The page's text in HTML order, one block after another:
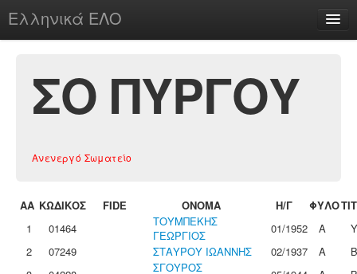
Ελληνικά ΕΛΟ
Login
ΣΟ ΠΥΡΓΟΥ
Ανενεργό Σωματείο
ΑΑ ΚΩΔΙΚΟΣ FIDE ΟΝΟΜΑ Η/Γ ΦΥΛΟ
1
01464
ΤΟΥΜΠΕΚΗΣ
ΓΕΩΡΓΙΟΣ
01/1952 Α
2
07249 ΣΤΑΥΡΟΥ ΙΩΑΝΝΗΣ 02/1937 Α
ΣΓΟΥΡΟΣ